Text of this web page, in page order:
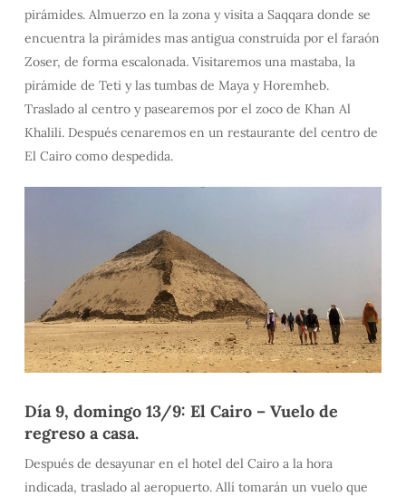
pirámides. Almuerzo en la zona y visita a Saqqara donde se
encuentra la pirámides mas antigua construida por el faraón
Zoser, de forma escalonada. Visitaremos una mastaba, la
pirámide de Teti y las tumbas de Maya y Horemheb.
Traslado al centro y pasearemos por el zoco de Khan Al
Khalili. Después cenaremos en un restaurante del centro de
El Cairo como despedida.
Día 9, domingo 13/9: El Cairo – Vuelo de
regreso a casa.
Después de desayunar en el hotel del Cairo a la hora
indicada, traslado al aeropuerto. Allí tomarán un vuelo que